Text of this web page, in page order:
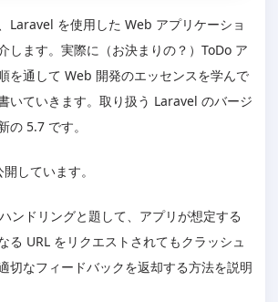
バインディング
テンツ
存在しない
ろう
Laravel を使用した Web アプリケーショ
します。実際に（お決まりの？）ToDo ア
を通して Web 開発のエッセンスを学んで
いていきます。取り扱う Laravel のバージ
の 5.7 です。
しています。
ンドリングと題して、アプリが想定する
る URL をリクエストされてもクラッシュ
切なフィードバックを返却する方法を説明